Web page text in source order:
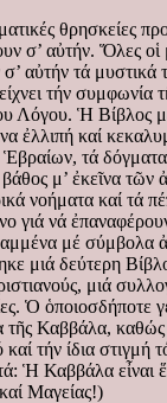
θρησκείες
σ’ αὐτήν. Ὅλες οἱ
αὐτήν τά μυστικά
τήν συμφωνία
Λόγου. Ἡ Βίβλος
ἐλλιπή καί
Ἑβραίων, τά
μ’ ἐκεῖνα τῶν
νοήματα καί τά
γιά νά
μέ σύμβολα
μιά δεύτερη
μιά
Ὁ ὁποιοσδήποτε
τῆς Καββάλα, καθώς
τήν ίδια στιγμή
Ἡ Καββάλα εἶναι
Μαγείας!)